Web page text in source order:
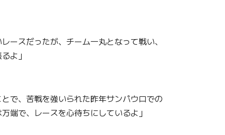
ースだったが、チーム一丸となって戦い、
よ」
で、苦戦を強いられた昨年サンパウロでの
端で、レースを心待ちにしているよ」